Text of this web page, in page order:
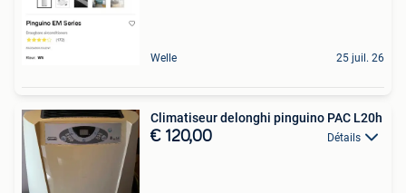
Welle 25 juil. 26
Climatiseur delonghi pinguino PAC L20h
€ 120,00 Détails